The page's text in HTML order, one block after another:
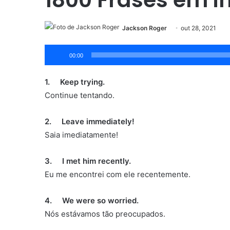
Jackson Roger out 28, 2021
de
áudio
00:00
1. Keep trying.
Continue tentando.
2. Leave immediately!
Saia imediatamente!
3. I met him recently.
Eu me encontrei com ele recentemente.
4. We were so worried.
Nós estávamos tão preocupados.